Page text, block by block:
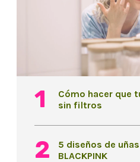
Cómo hacer que
sin filtros
5 diseños de
BLACKPINK